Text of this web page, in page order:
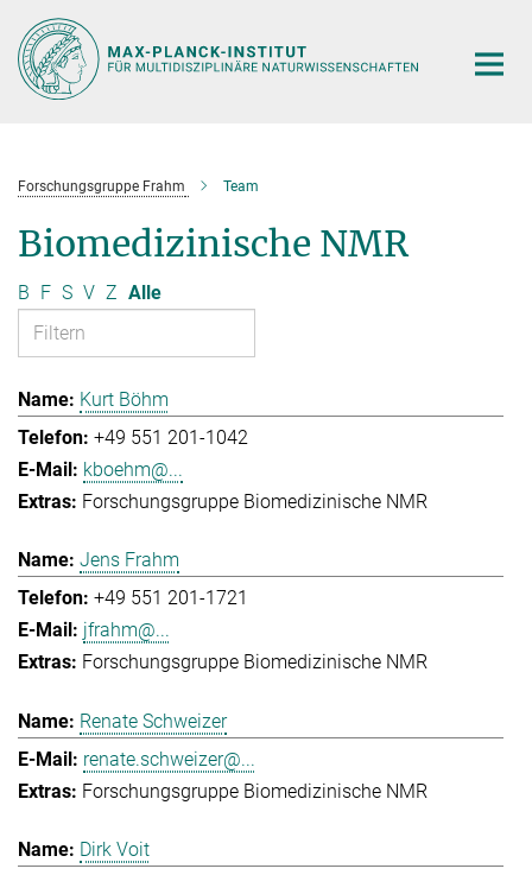
Hauptinhalt
Forschungsgruppe Frahm Team
Biomedizinische NMR
B F S V Z Alle
Kurt Böhm
+49 551 201-1042
kboehm@...
Forschungsgruppe Biomedizinische NMR
Jens Frahm
+49 551 201-1721
jfrahm@...
Forschungsgruppe Biomedizinische NMR
Renate Schweizer
renate.schweizer@...
Forschungsgruppe Biomedizinische NMR
Dirk Voit